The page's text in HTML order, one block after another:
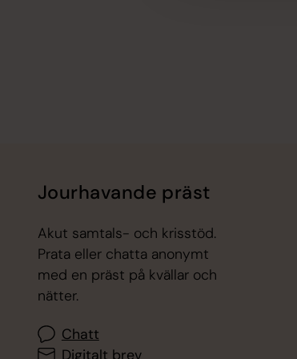
Jourhavande präst
Akut samtals- och krisstöd.
Prata eller chatta anonymt
med en präst på kvällar och
nätter.
Chatt
Digitalt brev